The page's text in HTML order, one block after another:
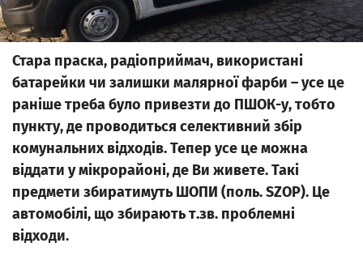
Стара праска, радіоприймач, використані
батарейки чи залишки малярної фарби – усе це
раніше треба було привезти до ПШОК-у, тобто
пункту, де проводиться селективний збір
комунальних відходів. Тепер усе це можна
віддати у мікрорайоні, де Ви живете. Такі
предмети збиратимуть ШОПИ (поль. SZOP). Це
автомобілі, що збирають т.зв. проблемні
відходи.